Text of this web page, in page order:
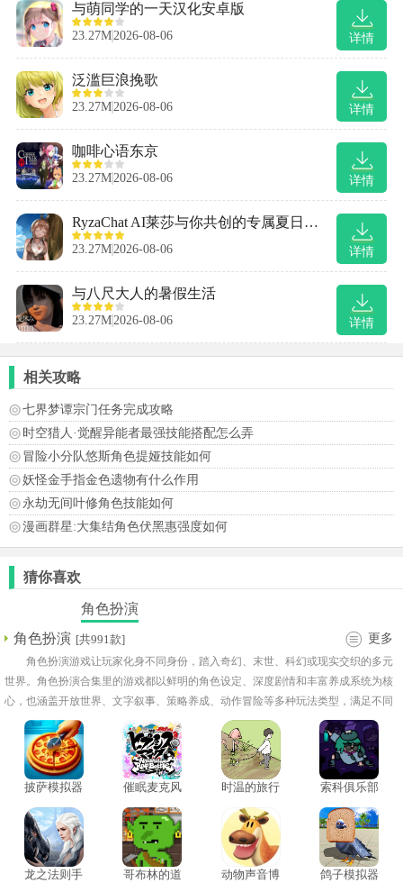
详情
与萌同学的一天汉化安卓版
23.27M2026-08-06
详情
泛滥巨浪挽歌
23.27M2026-08-06
详情
咖啡心语东京
23.27M2026-08-06
详情
RyzaChat AI莱莎与你共创的专属夏日梦物语
23.27M2026-08-06
详情
与八尺大人的暑假生活
23.27M2026-08-06
相关攻略
七界梦谭宗门任务完成攻略
时空猎人·觉醒异能者最强技能搭配怎么弄
冒险小分队悠斯角色提娅技能如何
妖怪金手指金色遗物有什么作用
永劫无间叶修角色技能如何
漫画群星:大集结角色伏黑惠强度如何
猜你喜欢
角色扮演
角色扮演 [共991款] 更多
角色扮演游戏让玩家化身不同身份，踏入奇幻、末世、科幻或现实交织的多元
世界。角色扮演合集里的游戏都以鲜明的角色设定、深度剧情和丰富养成系统为核
心，也涵盖开放世界、文字叙事、策略养成、动作冒险等多种玩法类型，满足不同
玩家的探索与战斗欲望。玩家可自由塑造角色外观、技能路线与情感羁绊，决定世
界的走向与结局。
披萨模拟器
催眠麦克风
时温的旅行
索科俱乐部
龙之法则手
哥布林的道
动物声音博
鸽子模拟器